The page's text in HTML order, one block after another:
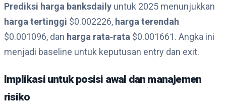
Prediksi harga banksdaily untuk 2025 menunjukkan
harga tertinggi $0.002226, harga terendah
$0.001096, dan harga rata‑rata $0.001661. Angka ini
menjadi baseline untuk keputusan entry dan exit.
Implikasi untuk posisi awal dan manajemen
risiko